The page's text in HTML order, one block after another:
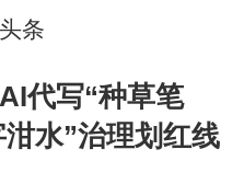
条
代写“种草笔
水”治理划红线